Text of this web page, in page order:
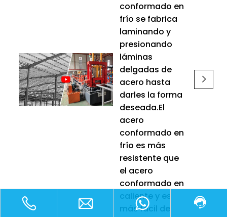
conformado en
frío se fabrica
laminando y
presionando
láminas
delgadas de
acero hasta
darles la forma
deseada.El
acero
conformado en
frío es más
resistente que
el acero
conformado en
caliente y es
más fácil de